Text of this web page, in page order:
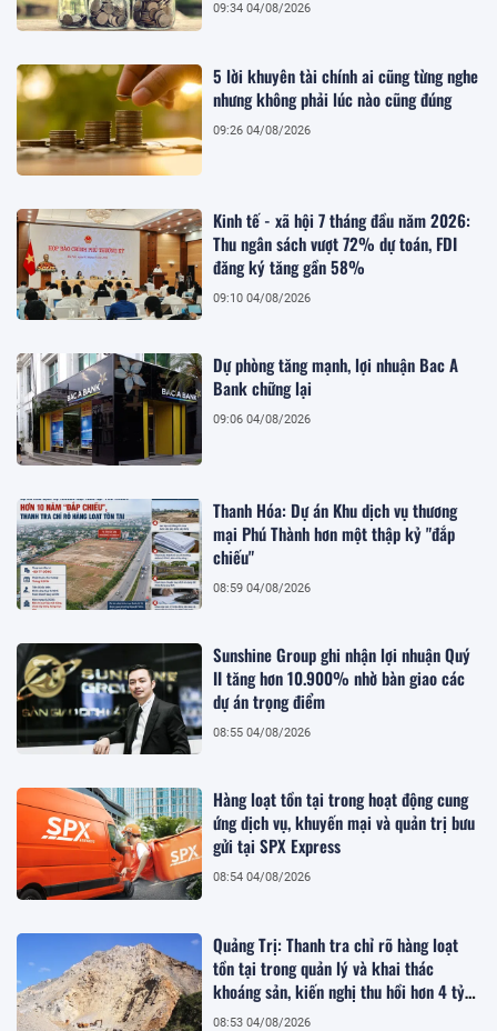
09:34 04/08/2026
5 lời khuyên tài chính ai cũng từng nghe
nhưng không phải lúc nào cũng đúng
09:26 04/08/2026
Kinh tế - xã hội 7 tháng đầu năm 2026:
Thu ngân sách vượt 72% dự toán, FDI
đăng ký tăng gần 58%
09:10 04/08/2026
Dự phòng tăng mạnh, lợi nhuận Bac A
Bank chững lại
09:06 04/08/2026
Thanh Hóa: Dự án Khu dịch vụ thương
mại Phú Thành hơn một thập kỷ "đắp
chiếu"
08:59 04/08/2026
Sunshine Group ghi nhận lợi nhuận Quý
II tăng hơn 10.900% nhờ bàn giao các
dự án trọng điểm
08:55 04/08/2026
Hàng loạt tồn tại trong hoạt động cung
ứng dịch vụ, khuyến mại và quản trị bưu
gửi tại SPX Express
08:54 04/08/2026
Quảng Trị: Thanh tra chỉ rõ hàng loạt
tồn tại trong quản lý và khai thác
khoáng sản, kiến nghị thu hồi hơn 4 tỷ
đồng
08:53 04/08/2026